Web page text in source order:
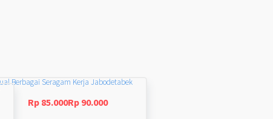
Berbagai Seragam Kerja Jabodetabek
Rp 85.000Rp 90.000